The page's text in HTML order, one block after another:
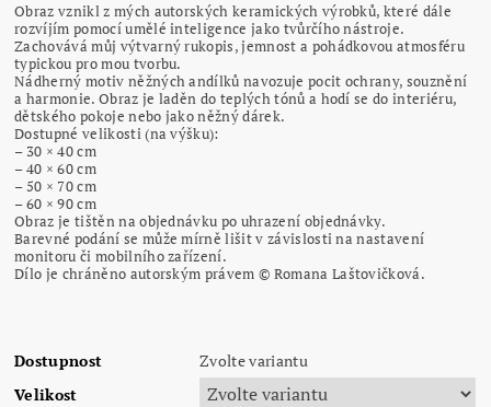
Obraz vznikl z mých autorských keramických výrobků, které dále
rozvíjím pomocí umělé inteligence jako tvůrčího nástroje.
Zachovává můj výtvarný rukopis, jemnost a pohádkovou atmosféru
typickou pro mou tvorbu.
Nádherný motiv něžných andílků navozuje pocit ochrany, souznění
a harmonie. Obraz je laděn do teplých tónů a hodí se do interiéru,
dětského pokoje nebo jako něžný dárek.
Dostupné velikosti (na výšku):
– 30 × 40 cm
– 40 × 60 cm
– 50 × 70 cm
– 60 × 90 cm
Obraz je tištěn na objednávku po uhrazení objednávky.
Barevné podání se může mírně lišit v závislosti na nastavení
monitoru či mobilního zařízení.
Dílo je chráněno autorským právem © Romana Laštovičková.
Dostupnost
Zvolte variantu
Velikost